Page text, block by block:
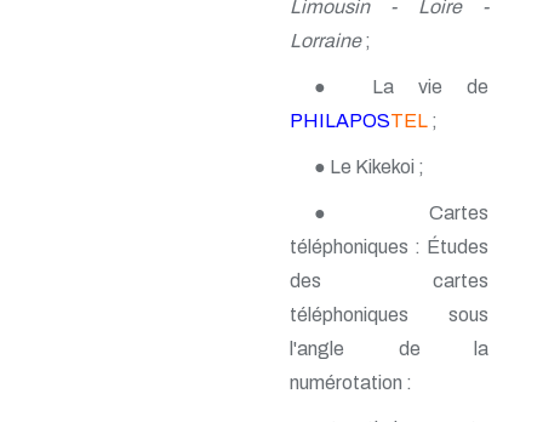
Limousin - Loire -
Lorraine;
● La vie de
PHILAPOSTEL ;
● Le Kikekoi ;
● Cartes
téléphoniques : Études
des cartes
téléphoniques sous
l'angle de la
numérotation :